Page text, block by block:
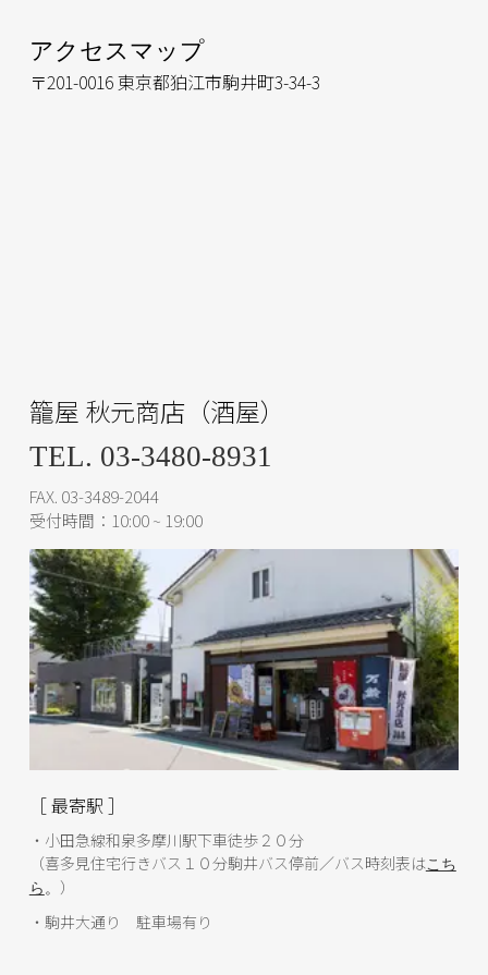
アクセスマップ
〒201-0016 東京都狛江市駒井町3-34-3
籠屋 秋元商店（酒屋）
TEL. 03-3480-8931
FAX. 03-3489-2044
受付時間：10:00 ~ 19:00
［ 最寄駅 ］
・小田急線和泉多摩川駅下車徒歩２０分
（喜多見住宅行きバス１０分駒井バス停前／バス時刻表はこち
ら 。 ）
・駒井大通り 駐車場有り